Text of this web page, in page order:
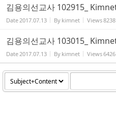
김용의선교사 102915_
Date2017.07.13 By kimnet Views8238
김용의선교사 103015_
Date2017.07.13 By kimnet Views6426